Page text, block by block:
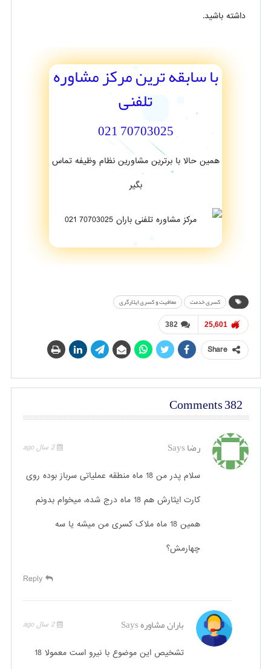
داشته باشید.
با سابقه ترین مرکز مشاوره
تلفنی
70703025 021
همین حالا با برترین مشاورین نظام وظیفه تماس
بگیر
کسری خدمت معافیت و کسری ایثارگری
382 25,601
Share
382 Comments
رضاSays 2 سال ago
سلام پدر من 18 ماه منطقه عملیاتی سرباز بوده روی
کارت ایثارش هم 18 ماه درج شده، میخوام بدونم
همین 18 ماه ملاک کسری من میشه یا سه
چهارمش؟
Reply
باران مشاورهSays 2 سال ago
تشخیص این موضوع با نیرو است معمولا 18